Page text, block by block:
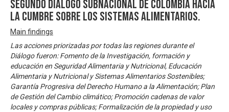
Segundo Diálogo Subnacional de Colombia hacia
la Cumbre sobre los Sistemas Alimentarios.
Main findings
Las acciones priorizadas por todas las regiones durante el
Diálogo fueron: Fomento de la Investigación, formación y
educación en Seguridad Alimentaria y Nutricional, Educación
Alimentaria y Nutricional y Sistemas Alimentarios Sostenibles;
Garantía Progresiva del Derecho Humano a la Alimentación; Plan
de Gestión del Cambio climático; Promoción cadenas de valor
locales y compras públicas; Formalización de la propiedad y uso